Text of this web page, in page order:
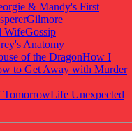
& Mandy's First
Gilmore
WifeGossip
Anatomy
of the DragonHow I
to Get Away with Murder
TomorrowLife Unexpected